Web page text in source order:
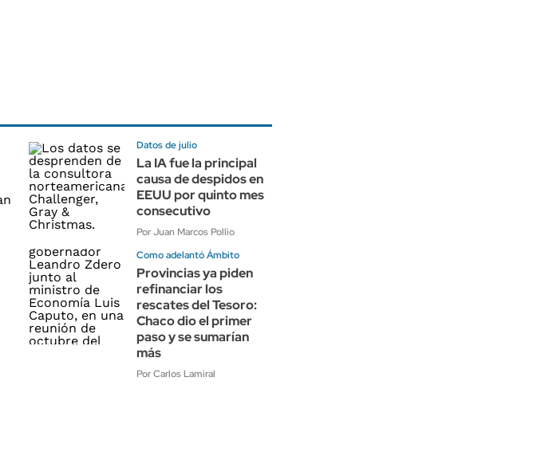
Datos de julio
La IA fue la principal
causa de despidos en
EEUU por quinto mes
consecutivo
Por Juan Marcos Pollio
Como adelantó Ámbito
Provincias ya piden
refinanciar los
rescates del Tesoro:
Chaco dio el primer
paso y se sumarían
más
Por Carlos Lamiral